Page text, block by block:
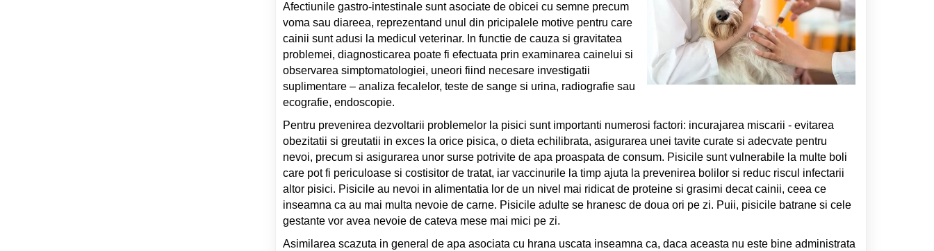
Afectiunile gastro-intestinale sunt asociate de obicei cu semne precum
voma sau diareea, reprezentand unul din pricipalele motive pentru care
cainii sunt adusi la medicul veterinar. In functie de cauza si gravitatea
problemei, diagnosticarea poate fi efectuata prin examinarea cainelui si
observarea simptomatologiei, uneori fiind necesare investigatii
suplimentare – analiza fecalelor, teste de sange si urina, radiografie sau
ecografie, endoscopie.
Pentru prevenirea dezvoltarii problemelor la pisici sunt importanti numerosi factori: incurajarea miscarii - evitarea
obezitatii si greutatii in exces la orice pisica, o dieta echilibrata, asigurarea unei tavite curate si adecvate pentru
nevoi, precum si asigurarea unor surse potrivite de apa proaspata de consum. Pisicile sunt vulnerabile la multe boli
care pot fi periculoase si costisitor de tratat, iar vaccinurile la timp ajuta la prevenirea bolilor si reduc riscul infectarii
altor pisici. Pisicile au nevoi in alimentatia lor de un nivel mai ridicat de proteine si grasimi decat cainii, ceea ce
inseamna ca au mai multa nevoie de carne. Pisicile adulte se hranesc de doua ori pe zi. Puii, pisicile batrane si cele
gestante vor avea nevoie de cateva mese mai mici pe zi.
Asimilarea scazuta in general de apa asociata cu hrana uscata inseamna ca, daca aceasta nu este bine administrata